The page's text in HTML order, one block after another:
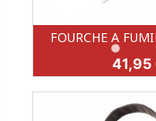
Aperçu
FOURCHE A
Prix
41,95